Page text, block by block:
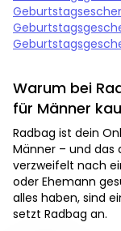
Warum bei
für Männer
Radbag ist dein
Männer – und das
verzweifelt nach
oder Ehemann
alles haben, sind
setzt Radbag an.